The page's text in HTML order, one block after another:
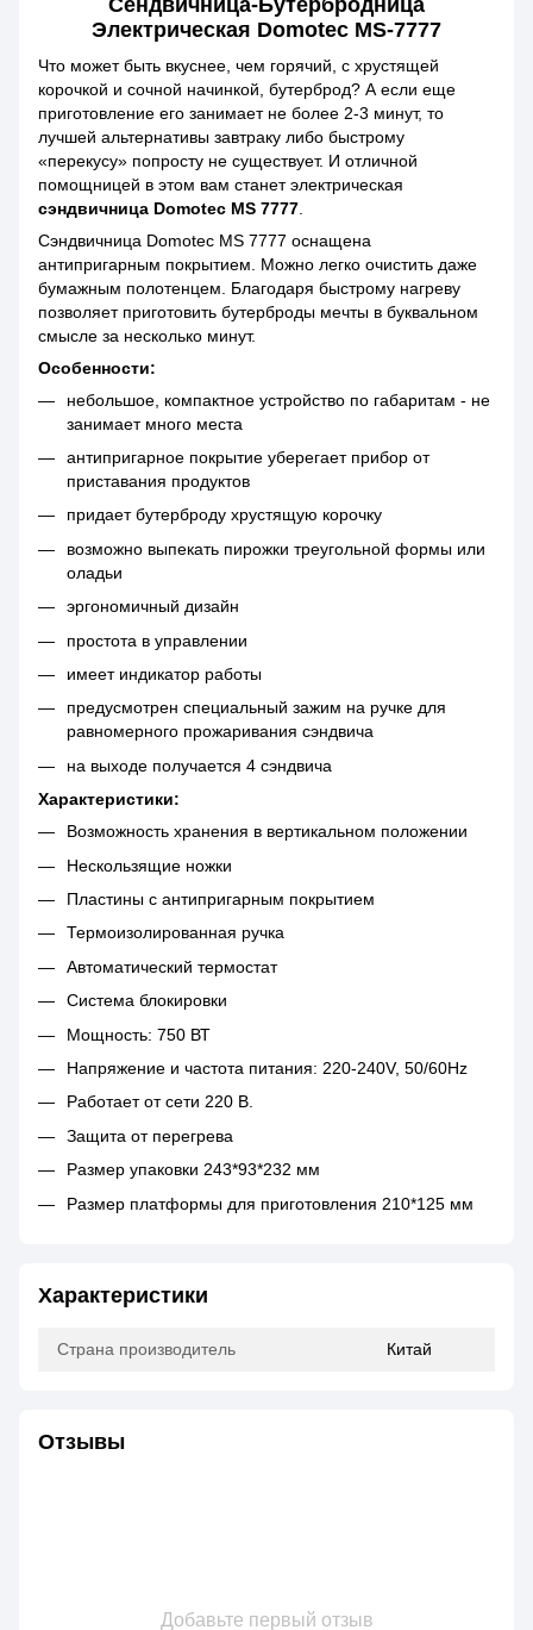
Сендвичница-Бутербродница
Электрическая Domotec MS-7777
Что может быть вкуснее, чем горячий, с хрустящей
корочкой и сочной начинкой, бутерброд? А если еще
приготовление его занимает не более 2-3 минут, то
лучшей альтернативы завтраку либо быстрому
«перекусу» попросту не существует. И отличной
помощницей в этом вам станет электрическая
сэндвичница Domotec MS 7777
Сэндвичница Domotec MS 7777 оснащена
антипригарным покрытием. Можно легко очистить даже
бумажным полотенцем. Благодаря быстрому нагреву
позволяет приготовить бутерброды мечты в буквальном
смысле за несколько минут.
Особенности:
небольшое, компактное устройство по габаритам - не
занимает много места
антипригарное покрытие уберегает прибор от
приставания продуктов
придает бутерброду хрустящую корочку
возможно выпекать пирожки треугольной формы или
оладьи
эргономичный дизайн
простота в управлении
имеет индикатор работы
предусмотрен специальный зажим на ручке для
равномерного прожаривания сэндвича
на выходе получается 4 сэндвича
Характеристики:
Возможность хранения в вертикальном положении
Нескользящие ножки
Пластины с антипригарным покрытием
Термоизолированная ручка
Автоматический термостат
Система блокировки
Мощность: 750 ВТ
Напряжение и частота питания: 220-240V, 50/60Hz
Работает от сети 220 В.
Защита от перегрева
Размер упаковки 243*93*232 мм
Размер платформы для приготовления 210*125 мм
Характеристики
Страна производитель Китай
Отзывы
Добавьте первый отзыв